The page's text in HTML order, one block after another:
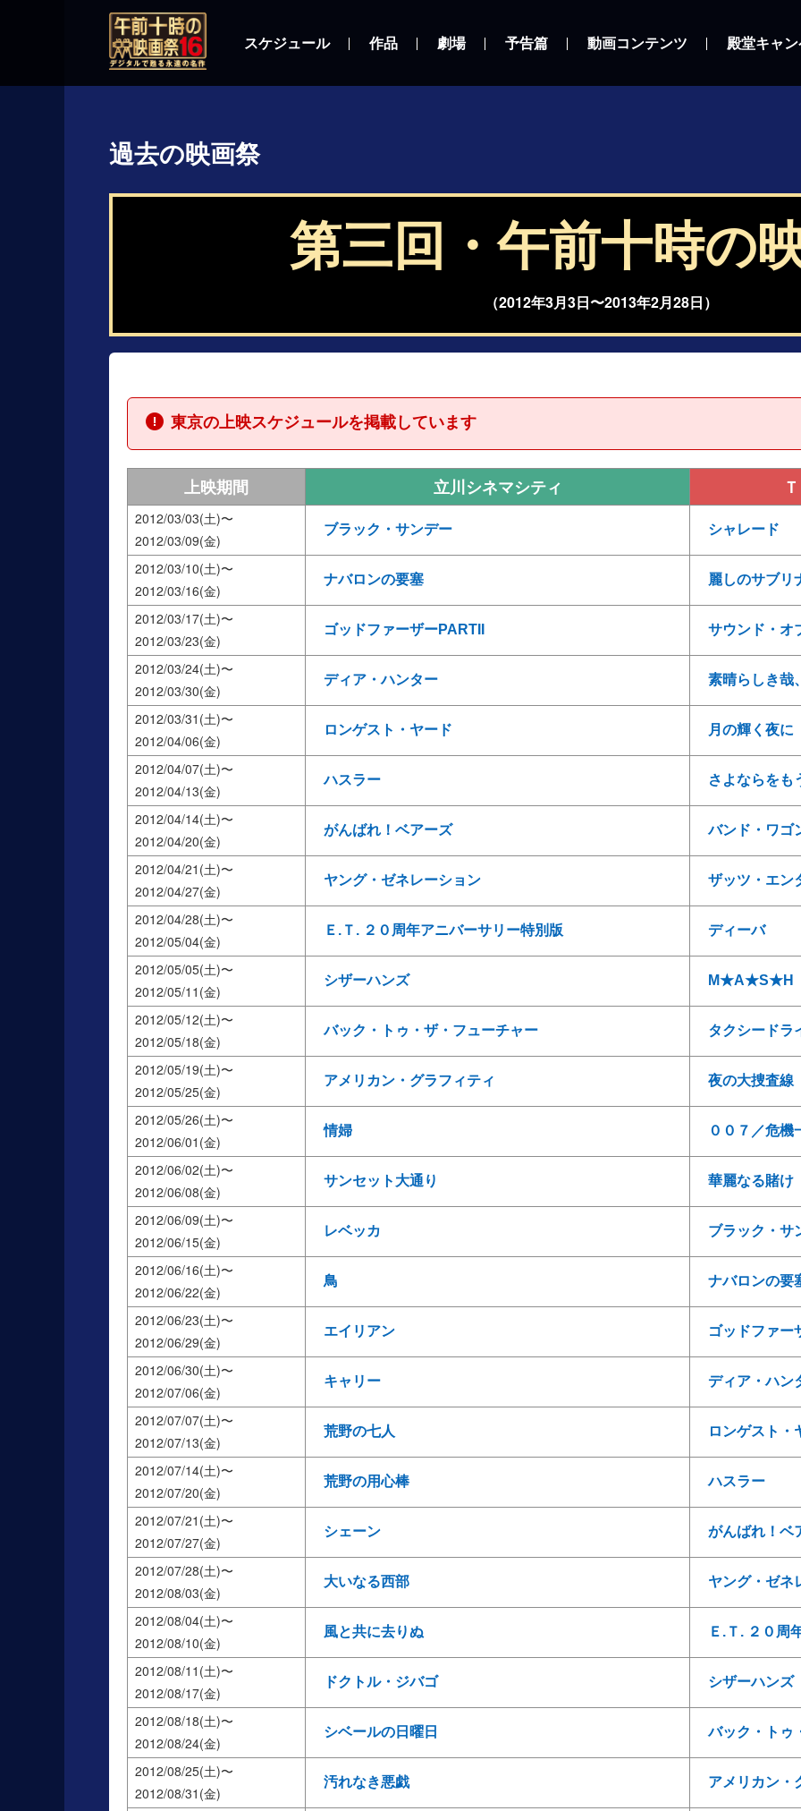
スケジュール 作品 劇場 予告篇 動画コンテンツ 殿堂キャ
過去の映画祭
第三回・午前十時の
（2012年3月3日〜2013年2月28日）
東京の上映スケジュールを掲載しています
上映期間 立川シネマシティ
2012/03/03(土)
2012/03/09(金)
ブラック・サンデー シャレード
2012/03/10(土)
2012/03/16(金)
ナバロンの要塞 麗しのサブリ
2012/03/17(土)
2012/03/23(金)
ゴッドファーザーPARTII サウンド・オ
2012/03/24(土)
2012/03/30(金)
ディア・ハンター 素晴らしき哉
2012/03/31(土)
2012/04/06(金)
ロンゲスト・ヤード 月の輝く夜に
2012/04/07(土)
2012/04/13(金)
ハスラー さよならをも
2012/04/14(土)
2012/04/20(金)
がんばれ！ベアーズ バンド・ワゴ
2012/04/21(土)
2012/04/27(金)
ヤング・ゼネレーション ザッツ・エン
2012/04/28(土)
2012/05/04(金)
Ｅ.Ｔ. ２０周年アニバーサリー特別版 ディーバ
2012/05/05(土)
2012/05/11(金)
シザーハンズ M★A★S★H
2012/05/12(土)
2012/05/18(金)
バック・トゥ・ザ・フューチャー タクシードラ
2012/05/19(土)
2012/05/25(金)
アメリカン・グラフィティ 夜の大捜査線
2012/05/26(土)
2012/06/01(金)
情婦 ００７／危機
2012/06/02(土)
2012/06/08(金)
サンセット大通り 華麗なる賭け
2012/06/09(土)
2012/06/15(金)
レベッカ ブラック・サ
2012/06/16(土)
2012/06/22(金)
鳥 ナバロンの要
2012/06/23(土)
2012/06/29(金)
エイリアン ゴッドファー
2012/06/30(土)
2012/07/06(金)
キャリー ディア・ハン
2012/07/07(土)
2012/07/13(金)
荒野の七人 ロンゲスト・
2012/07/14(土)
2012/07/20(金)
荒野の用心棒 ハスラー
2012/07/21(土)
2012/07/27(金)
シェーン がんばれ！ベ
2012/07/28(土)
2012/08/03(金)
大いなる西部 ヤング・ゼネ
2012/08/04(土)
2012/08/10(金)
風と共に去りぬ Ｅ.Ｔ. ２０周
2012/08/11(土)
2012/08/17(金)
ドクトル・ジバゴ シザーハンズ
2012/08/18(土)
2012/08/24(金)
シベールの日曜日 バック・トゥ
2012/08/25(土)
2012/08/31(金)
汚れなき悪戯 アメリカン・